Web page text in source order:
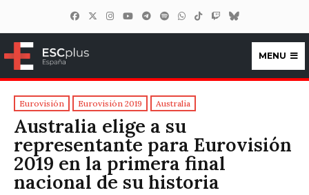
ESCplus España
MENU
Eurovisión Eurovisión 2019 Australia
Australia elige a su
representante para Eurovisión
2019 en la primera final
nacional de su historia